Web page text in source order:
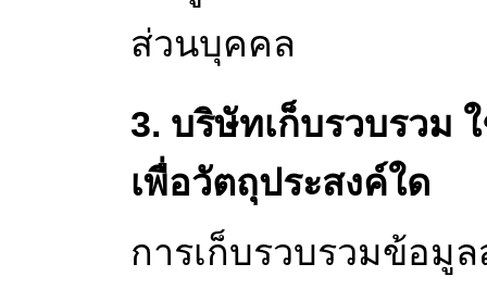
ส่วนบุคคล
3. บริษัทเก็บรวบรวม
เพื่อวัตถุประสงค์ใด
การเก็บรวบรวมข้อมู